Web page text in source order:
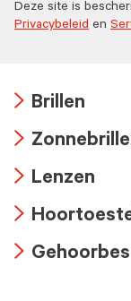
Deze site is
Privacybeleid en
icon
Brillen
icon
icon
Lenzen
icon